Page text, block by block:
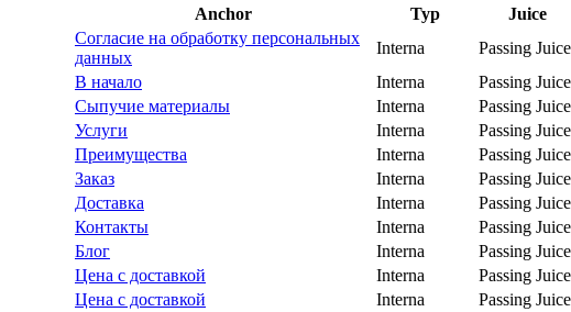
Anchor Typ
Juice
Согласие на обработку персональных
данных
Interna
Passing Juice
В начало
Interna
Passing Juice
Сыпучие материалы
Interna
Passing Juice
Услуги
Interna
Passing Juice
Преимущества
Interna
Passing Juice
Заказ
Interna
Passing Juice
Доставка
Interna
Passing Juice
Контакты
Interna
Passing Juice
Блог
Interna
Passing Juice
Цена с доставкой
Interna
Passing Juice
Цена с доставкой
Interna
Passing Juice